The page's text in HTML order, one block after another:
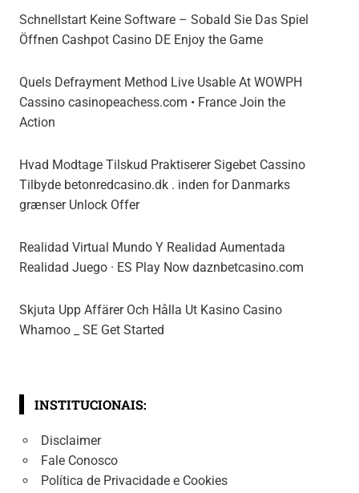
Schnellstart Keine Software – Sobald Sie Das Spiel
Öffnen Cashpot Casino DE Enjoy the Game
Quels Defrayment Method Live Usable At WOWPH
Cassino casinopeachess.com • France Join the
Action
Hvad Modtage Tilskud Praktiserer Sigebet Cassino
Tilbyde betonredcasino.dk . inden for Danmarks
grænser Unlock Offer
Realidad Virtual Mundo Y Realidad Aumentada
Realidad Juego · ES Play Now daznbetcasino.com
Skjuta Upp Affärer Och Hålla Ut Kasino Casino
Whamoo _ SE Get Started
INSTITUCIONAIS:
Disclaimer
Fale Conosco
Política de Privacidade e Cookies